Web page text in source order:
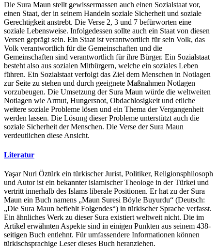
Die Sura Maun stellt gewissermassen auch einen Sozialstaat vor,
einen Staat, der in seinem Handeln soziale Sicherheit und soziale
Gerechtigkeit anstrebt. Die Verse 2, 3 und 7 befürworten eine
soziale Lebensweise. Infolgedessen sollte auch ein Staat von diesen
Versen geprägt sein. Ein Staat ist verantwortlich für sein Volk, das
Volk verantwortlich für die Gemeinschaften und die
Gemeinschaften sind verantwortlich für ihre Bürger. Ein Sozialstaat
besteht also aus sozialen Mitbürgern, welche ein soziales Leben
führen. Ein Sozialstaat verfolgt das Ziel dem Menschen in Notlagen
zur Seite zu stehen und durch geeignete Maßnahmen Notlagen
vorzubeugen. Die Umsetzung der Sura Maun würde die weltweiten
Notlagen wie Armut, Hungersnot, Obdachlosigkeit und etliche
weitere soziale Probleme lösen und ein Thema der Vergangenheit
werden lassen. Die Lösung dieser Probleme unterstützt auch die
soziale Sicherheit der Menschen. Die Verse der Sura Maun
verdeutlichen diese Ansicht.
Literatur
Yaşar Nuri Öztürk ein türkischer Jurist, Politiker, Religionsphilosoph
und Autor ist ein bekannter islamischer Theologe in der Türkei und
vertritt innerhalb des Islams liberale Positionen. Er hat zu der Sura
Maun ein Buch namens „Maun Suresi Böyle Buyurdu“ (Deutsch:
„Die Sura Maun befiehlt Folgendes“) in türkischer Sprache verfasst.
Ein ähnliches Werk zu dieser Sura existiert weltweit nicht. Die im
Artikel erwähnten Aspekte sind in einigen Punkten aus seinem 438-
seitigen Buch entlehnt. Für umfassendere Informationen können
türkischsprachige Leser dieses Buch heranziehen.